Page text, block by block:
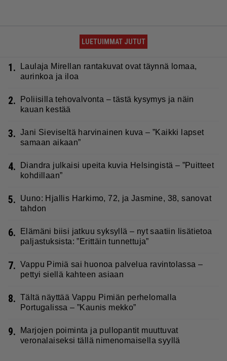
LUETUIMMAT JUTUT
1.
Laulaja Mirellan rantakuvat ovat täynnä lomaa,
aurinkoa ja iloa
2.
Poliisilla tehovalvonta – tästä kysymys ja näin
kauan kestää
3. Jani Sieviseltä harvinainen kuva – ”Kaikki lapset
samaan aikaan”
4.
Diandra julkaisi upeita kuvia Helsingistä – ”Puitteet
kohdillaan”
5.
Uuno: Hjallis Harkimo, 72, ja Jasmine, 38, sanovat
tahdon
6.
Elämäni biisi jatkuu syksyllä – nyt saatiin lisätietoa
paljastuksista: ”Erittäin tunnettuja”
7. Vappu Pimiä sai huonoa palvelua ravintolassa –
pettyi siellä kahteen asiaan
8. Tältä näyttää Vappu Pimiän perhelomalla
Portugalissa – ”Kaunis mekko”
9.
Marjojen poiminta ja pullopantit muuttuvat
veronalaiseksi tällä nimenomaisella syyllä